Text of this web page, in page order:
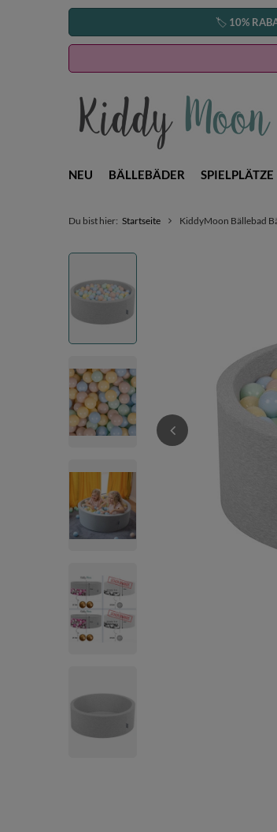
🏷️ 10%
NEU BÄLLEBÄDER SPIELPLÄTZE
Du bist hier: Startseite KiddyMoon Bällebad